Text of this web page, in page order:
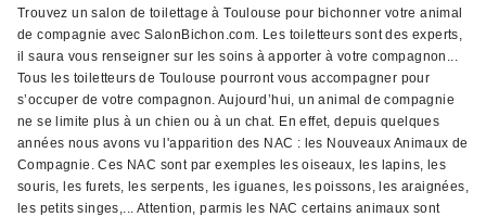
Trouvez un salon de toilettage à Toulouse pour bichonner votre animal
de compagnie avec SalonBichon.com. Les toiletteurs sont des experts,
il saura vous renseigner sur les soins à apporter à votre compagnon...
Tous les toiletteurs de Toulouse pourront vous accompagner pour
s’occuper de votre compagnon. Aujourd’hui, un animal de compagnie
ne se limite plus à un chien ou à un chat. En effet, depuis quelques
années nous avons vu l'apparition des NAC : les Nouveaux Animaux de
Compagnie. Ces NAC sont par exemples les oiseaux, les lapins, les
souris, les furets, les serpents, les iguanes, les poissons, les araignées,
les petits singes,... Attention, parmis les NAC certains animaux sont